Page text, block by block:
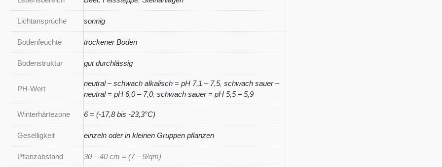
Lichtansprüche sonnig
Bodenfeuchte trockener Boden
Bodenstruktur gut durchlässig
PH-Wert
neutral – schwach alkalisch = pH 7,1 – 7,5, schwach sauer –
neutral = pH 6,0 – 7,0, schwach sauer = pH 5,5 – 5,9
Winterhärtezone 6 = (-17,8 bis -23,3°C)
Geselligkeit einzeln oder in kleinen Gruppen pflanzen
Pflanzabstand 30 – 40 cm = (7 – 9/qm)